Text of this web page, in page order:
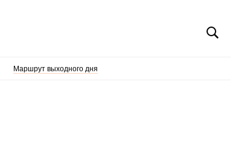
Маршрут выходного дня